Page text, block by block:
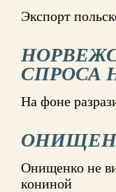
Экспорт
СПРОСА
На фоне
Онищенко не
кониной